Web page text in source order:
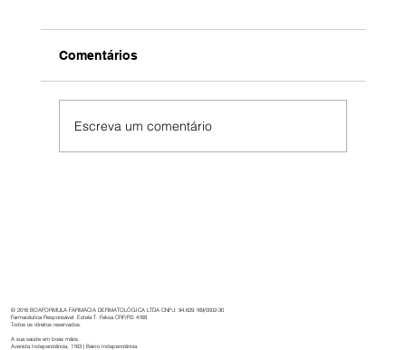
Comentários
Escreva um comentário
© 2016 BOAFORMULA FARMÁCIA DERMATOLÓGICA LTDA CNPJ: 94.629.169/0002-30
Farmacêutica Responsável: Estela T. Feksa CRF/RS 4168
Todos os direitos reservados.
A sua saúde em boas mãos.
Avenida Independência, 1163 | Bairro Independência